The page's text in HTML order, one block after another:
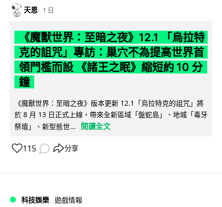
天恩 1 日
《魔獸世界：至暗之夜》12.1 「烏拉特
克的詛咒」專訪：巢穴不為提高世界首
領門檻而設 《諸王之眠》縮短約 10 分
鐘
《魔獸世界：至暗之夜》版本更新 12.1「烏拉特克的詛咒」將
於 8 月 13 日正式上線，帶來全新區域「盤蛇島」、地城「毒牙
祭壇」、新型態世...
閱讀全文
115 分享
科技娛樂 遊戲情報